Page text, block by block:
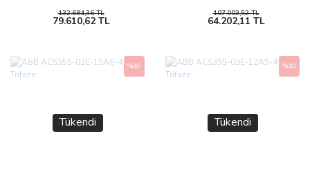
132.684,36 TL
79.610,62 TL
107.003,52 TL
64.202,11 TL
Tükendi
%40
Tükendi
%40